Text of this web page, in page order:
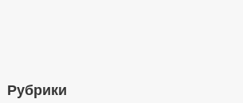
Рубрики